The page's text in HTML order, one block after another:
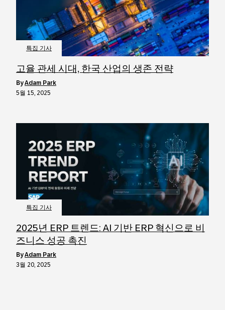
특집 기사
고율 관세 시대, 한국 산업의 생존 전략
byAdam Park
5월 15, 2025
특집 기사
2025년 ERP 트렌드: AI 기반 ERP 혁신으로 비
즈니스 성공 촉진
byAdam Park
3월 20, 2025